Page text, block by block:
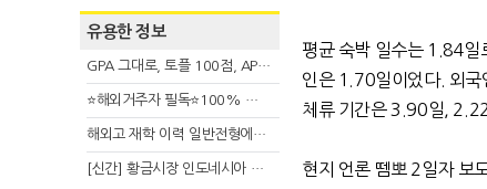
유용한 정보
GPA 그대로, 토플 100점, AP 막막 — 원인은 하나입니다
⭐해외거주자 필독⭐100% 온라인 마지막 한국어교원 2급 추가모집 (~8/2)
해외고 재학 이력 일반전형에서 분명한 입시 강점 살리는 전략
[신간] 황금시장 인도네시아 슈퍼리치의 성공 수업
평균 숙박 일수는 1.84일
인은 1.70일이었다. 외국
체류 기간은 3.90일,
현지 언론 뗌뽀 2일자 보